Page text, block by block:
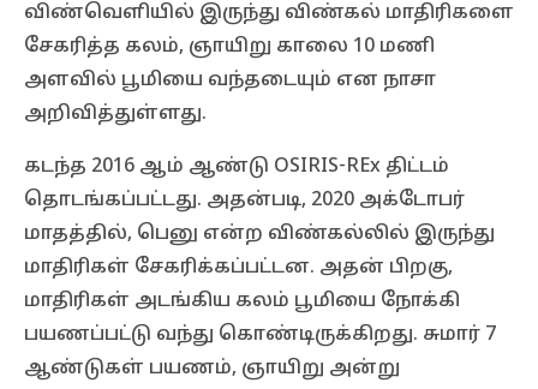
விண்வெளியில் இருந்து விண்கல் மாதிரிகளை
சேகரித்த கலம், ஞாயிறு காலை 10 மணி
அளவில் பூமியை வந்தடையும் என நாசா
அறிவித்துள்ளது.
கடந்த 2016 ஆம் ஆண்டு OSIRIS-REx திட்டம்
தொடங்கப்பட்டது. அதன்படி, 2020 அக்டோபர்
மாதத்தில், பெனு என்ற விண்கல்லில் இருந்து
மாதிரிகள் சேகரிக்கப்பட்டன. அதன் பிறகு,
மாதிரிகள் அடங்கிய கலம் பூமியை நோக்கி
பயணப்பட்டு வந்து கொண்டிருக்கிறது. சுமார் 7
ஆண்டுகள் பயணம், ஞாயிறு அன்று